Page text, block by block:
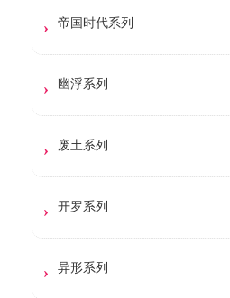
帝国时代系列
幽浮系列
废土系列
开罗系列
异形系列